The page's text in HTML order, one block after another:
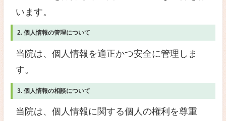
1. 個人情報の利用について
当院は、個人情報を、取得の際
的の範囲内で、業務の遂行上必
て利用します。
当院は、個人情報の取り扱いを